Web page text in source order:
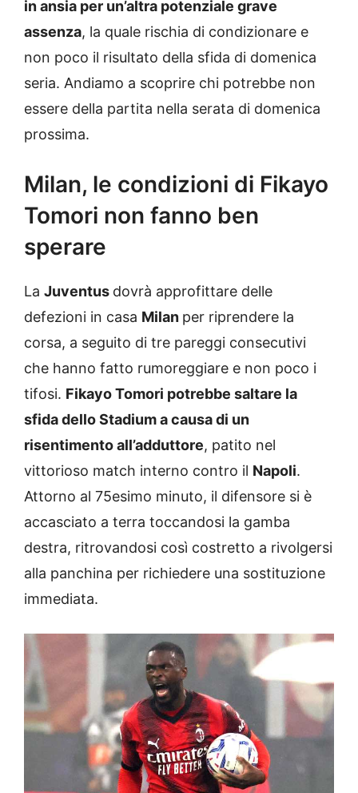
in ansia per un’altra potenziale grave
assenza, la quale rischia di condizionare e
non poco il risultato della sfida di domenica
seria. Andiamo a scoprire chi potrebbe non
essere della partita nella serata di domenica
prossima.
Milan, le condizioni di Fikayo
Tomori non fanno ben
sperare
La Juventus dovrà approfittare delle
defezioni in casa Milan per riprendere la
corsa, a seguito di tre pareggi consecutivi
che hanno fatto rumoreggiare e non poco i
tifosi. Fikayo Tomori potrebbe saltare la
sfida dello Stadium a causa di un
risentimentoall’adduttore, patito nel
vittorioso match interno contro il Napoli.
Attorno al 75esimo minuto, il difensore si è
accasciato a terra toccandosi la gamba
destra, ritrovandosi così costretto a rivolgersi
alla panchina per richiedere una sostituzione
immediata.